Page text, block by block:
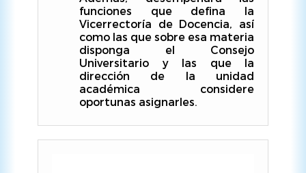
funciones que defina la
Vicerrectoría de Docencia, así
como las que sobre esa materia
disponga el Consejo
Universitario y las que la
dirección de la unidad
académica considere
oportunas asignarles.